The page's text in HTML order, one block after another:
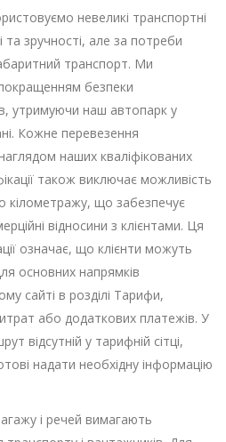
невеликі транспортні
зручності, але за потреби
транспорт. Ми
безпеки
утримуючи наш автопарк у
Кожне перевезення
наших кваліфікованих
також виключає можливість
кілометражу, що забезпечує
відносини з клієнтами. Ця
означає, що клієнти можуть
основних напрямків
сайті в розділі Тарифи,
або додаткових платежів. У
відсутній у тарифній сітці,
надати необхідну інформацію
і речей вимагають